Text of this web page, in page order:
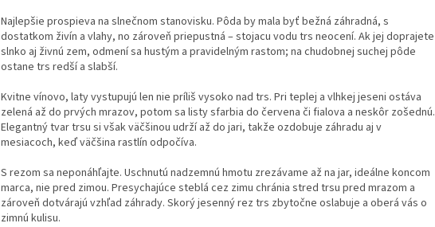
Najlepšie prospieva na slnečnom stanovisku. Pôda by mala byť bežná záhradná, s
dostatkom živín a vlahy, no zároveň priepustná – stojacu vodu trs neocení. Ak jej doprajete
slnko aj živnú zem, odmení sa hustým a pravidelným rastom; na chudobnej suchej pôde
ostane trs redší a slabší.
Kvitne vínovo, laty vystupujú len nie príliš vysoko nad trs. Pri teplej a vlhkej jeseni ostáva
zelená až do prvých mrazov, potom sa listy sfarbia do červena či fialova a neskôr zošednú.
Elegantný tvar trsu si však väčšinou udrží až do jari, takže ozdobuje záhradu aj v
mesiacoch, keď väčšina rastlín odpočíva.
S rezom sa neponáhľajte. Uschnutú nadzemnú hmotu zrezávame až na jar, ideálne koncom
marca, nie pred zimou. Presychajúce steblá cez zimu chránia stred trsu pred mrazom a
zároveň dotvárajú vzhľad záhrady. Skorý jesenný rez trs zbytočne oslabuje a oberá vás o
zimnú kulisu.